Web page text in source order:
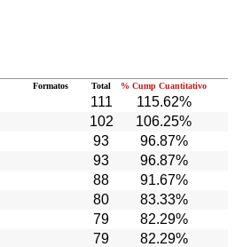
Formatos Total % Cump Cuantitativo
111 115.62%
102 106.25%
93 96.87%
93 96.87%
88 91.67%
80 83.33%
79 82.29%
79 82.29%